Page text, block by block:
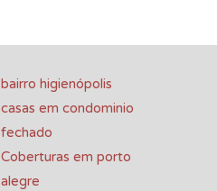
bairro higienópolis
casas em condominio
fechado
Coberturas em porto
alegre